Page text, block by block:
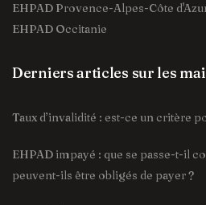
EHPAD Provence-Alpes-Côte
EHPAD Occitanie
Derniers articles sur les
Taux d’invalidité : est-ce un critère
EHPAD impayé : que se passe-t-il
peuvent-ils être obligés de payer ?